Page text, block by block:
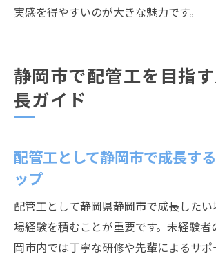
実感を得やすいのが大きな魅力です。
静岡市で配管工を目指
長ガイド
配管工として静岡市で成長す
ップ
配管工として静岡県静岡市で成長した
場経験を積むことが重要です。未経験
岡市内では丁寧な研修や先輩によるサ